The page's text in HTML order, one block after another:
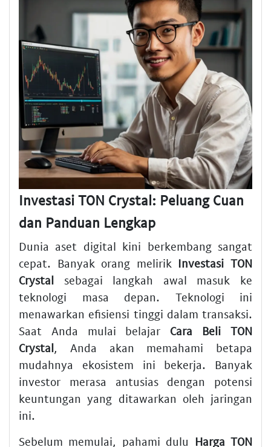
Investasi TON Crystal: Peluang Cuan
dan Panduan Lengkap
Dunia aset digital kini berkembang sangat
cepat. Banyak orang melirik Investasi TON
Crystal sebagai langkah awal masuk ke
teknologi masa depan. Teknologi ini
menawarkan efisiensi tinggi dalam transaksi.
Saat Anda mulai belajar Cara Beli TON
Crystal, Anda akan memahami betapa
mudahnya ekosistem ini bekerja. Banyak
investor merasa antusias dengan potensi
keuntungan yang ditawarkan oleh jaringan
ini.
Sebelum memulai, pahami dulu
Harga TON